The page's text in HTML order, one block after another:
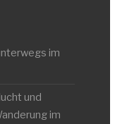
im
und
im